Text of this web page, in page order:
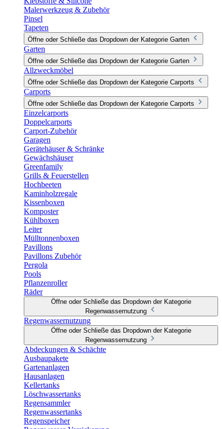
Malerwerkzeug & Zubehör
Pinsel
Tapeten
Öffne oder Schließe das Dropdown der Kategorie Garten
Garten
Öffne oder Schließe das Dropdown der Kategorie Garten
Allzweckmöbel
Öffne oder Schließe das Dropdown der Kategorie Carports
Carports
Öffne oder Schließe das Dropdown der Kategorie Carports
Einzelcarports
Doppelcarports
Carport-Zubehör
Garagen
Gerätehäuser & Schränke
Gewächshäuser
Greenfamily
Grills & Feuerstellen
Hochbeeten
Kaminholzregale
Kissenboxen
Komposter
Kühlboxen
Leiter
Mülltonnenboxen
Pavillons
Pavillons Zubehör
Pergola
Pools
Pflanzenroller
Räder
Öffne oder Schließe das Dropdown der Kategorie
Regenwassernutzung
Regenwassernutzung
Öffne oder Schließe das Dropdown der Kategorie
Regenwassernutzung
Abdeckungen & Schächte
Ausbaupakete
Gartenanlagen
Hausanlagen
Kellertanks
Löschwassertanks
Regensammler
Regenwassertanks
Regenspeicher